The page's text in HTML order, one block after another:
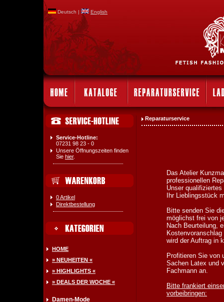
Deutsch | English
Service-Hotline:
07231 98 23 - 0
Unsere Öffnungszeiten finden
Sie hier.
0 Artikel
Direktbestellung
HOME
» NEUHEITEN «
» HIGHLIGHTS «
» DEALS DER WOCHE «
Damen-Mode
Reparaturservice
Das Atelier
professionellen
Unser
Ihr Lieblingsstück
Bitte senden Sie
möglichst frei von
Nach Beurteilung,
wird der Auftrag in
Profitieren Sie von
Sachen Latex und
Fachmann an.
Bitte frankiert
vorbeibringen: